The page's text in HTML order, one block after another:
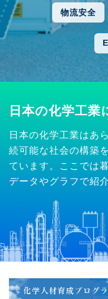
物流安全
日本の化学工業
日本の化学工業はあ
続可能な社会の構築
ています。ここでは
データやグラフで紹